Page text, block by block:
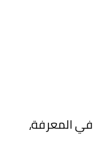
المعرفة،